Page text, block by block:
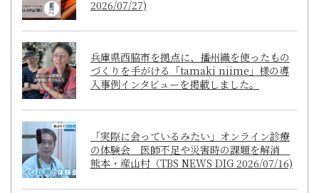
2026/07/27)
兵庫県西脇市を拠点に、播州織を使ったもの
づくりを手がける「tamaki niime」様の導
入事例インタビューを掲載しました。
「実際に会っているみたい」オンライン診療
の体験会 医師不足や災害時の課題を解消
熊本・産山村（TBS NEWS DIG 2026/07/16)